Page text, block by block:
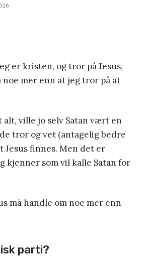
er kristen, og tror på Jesus,
mer enn at jeg tror på at
ville jo selv Satan vært en
tror og vet (antagelig bedre
Jesus finnes. Men det er
kjenner som vil kalle Satan for
må handle om noe mer enn
parti?